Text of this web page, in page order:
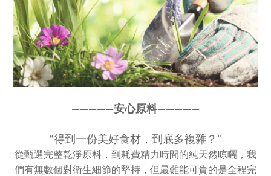
—————安心原料—————
“得到一份美好食材，到底多複雜？”
從甄選完整乾淨原料，到耗費精力時間的純天然晾曬，我
們有無數個對衛生細節的堅持，但最難能可貴的是全程完